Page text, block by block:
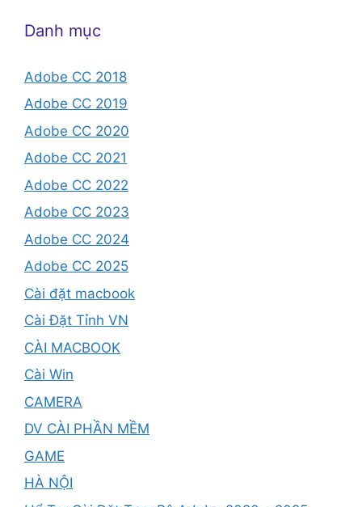
Danh mục
Adobe CC 2018
Adobe CC 2019
Adobe CC 2020
Adobe CC 2021
Adobe CC 2022
Adobe CC 2023
Adobe CC 2024
Adobe CC 2025
Cài đặt macbook
Cài Đặt Tỉnh VN
CÀI MACBOOK
Cài Win
CAMERA
DV CÀI PHẦN MỀM
GAME
HÀ NỘI